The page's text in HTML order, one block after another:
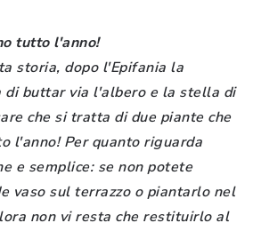
tutto l'anno!
storia, dopo l'Epifania la
di buttar via l'albero e la stella di
che si tratta di due piante che
l'anno! Per quanto riguarda
e semplice: se non potete
vaso sul terrazzo o piantarlo nel
non vi resta che restituirlo al